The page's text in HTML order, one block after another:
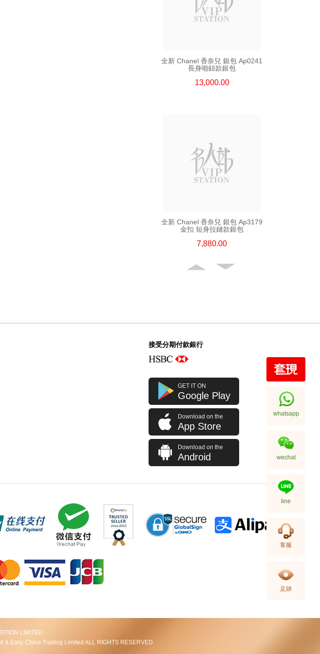
全新 Chanel 香奈兒 銀包 Ap0241
長身啪鈕款銀包
13,000.00
全新 Chanel 香奈兒 銀包 Ap3179
金扣 短身拉鏈款銀包
7,880.00
全新 Chanel 香奈兒 銀包 Ap3791
金扣 短身啪鈕款銀包
9,280.00
接受分期付款銀行
GET IT ON
Google Play
Download on the
App Store
Download on the
Android
LIMITED
Easy China Trading Limited ALL RIGHTS RESERVED.
whatsapp
wechat
line
客服
足跡